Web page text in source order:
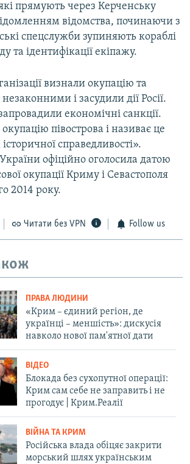
прямують через Керченську
відомства, починаючи з
спецслужби зупиняють кораблі
та ідентифікації екіпажу.
визнали окупацію та
і засудили дії Росії.
економічні санкції.
окупацію півострова і називає це
справедливості».
офіційно оголосила датою
окупації Криму і Севастополя
2014 року.
Читати без VPN Follow us
ПРАВА ЛЮДИНИ
«Крим – єдиний регіон, де
українці – меншість»: дискусія
навколо нової пам'ятної дати
ВІДЕО
Блокада без сухопутної операції:
Крим сам себе не заправить і не
прогодує | Крим.Реалії
ВІЙНА ТА КРИМ
Російська влада обіцяє закрити
морський шлях українським